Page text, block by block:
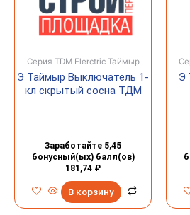
Серия TDM Elerctric Таймыр
Э Таймыр Выключатель 1-
кл скрытый сосна ТДМ
Заработайте 5,45
бонусный(ых) балл(ов)
181,74 ₽
В корзину
Э